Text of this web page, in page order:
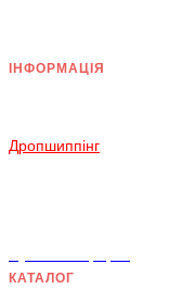
ІНФОРМАЦІЯ
Дропшиппінг
КАТАЛОГ